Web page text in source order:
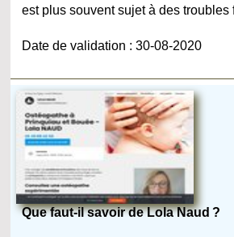
est plus souvent sujet à des troubles
Date de validation : 30-08-2020
Que faut-il savoir de Lola Naud ?